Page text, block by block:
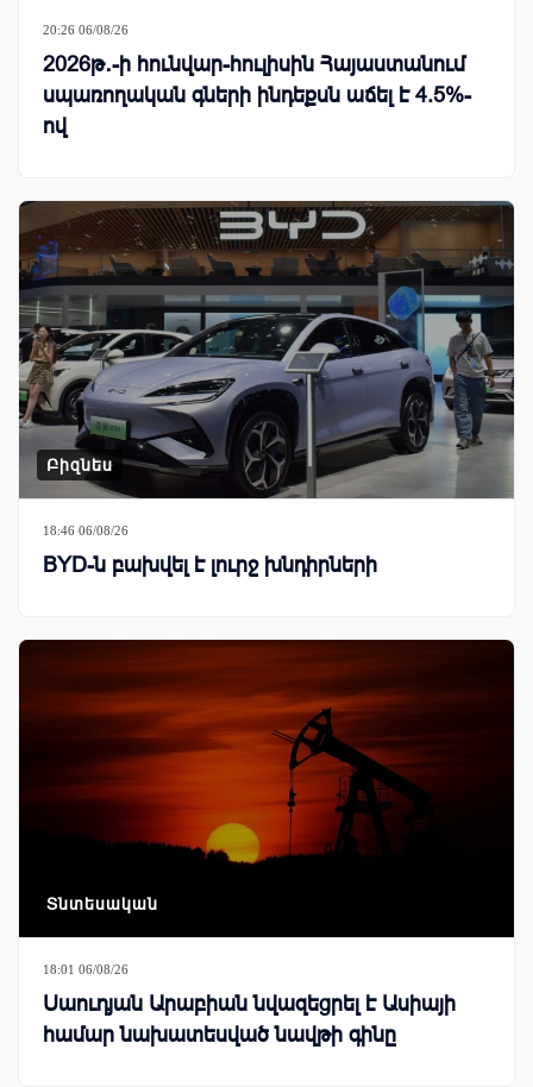
20:26 06/08/26
2026թ․-ի հունվար-հուլիսին Հայաստանում
սպառողական գների ինդեքսն աճել է 4.5%-
ով
Բիզնես
18:46 06/08/26
BYD-ն բախվել է լուրջ խնդիրների
Տնտեսական
18:01 06/08/26
Սաուդյան Արաբիան նվազեցրել է Ասիայի
համար նախատեսված նավթի գինը